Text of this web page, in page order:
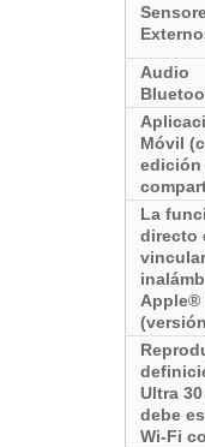
Audio
Móvil
edición
La
directo
Apple®
Ultra
debe
Wi-Fi